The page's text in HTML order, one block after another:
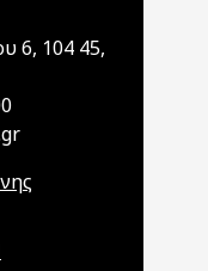
6, 104 45,